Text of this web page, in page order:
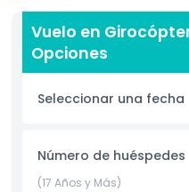
girocóptero en el aire.
naturalmente con el flujo
girocópteros a menudo se
si el motor se detiene, el
un aterrizaje seguro y
ligeros, estables y fáciles
Con una cabina al aire
piloto, obtienes vistas
de libertad en el cielo. Esto
Vuelo en
Opciones
Seleccionar una fecha
Número de huéspedes
(17 Años y Más)